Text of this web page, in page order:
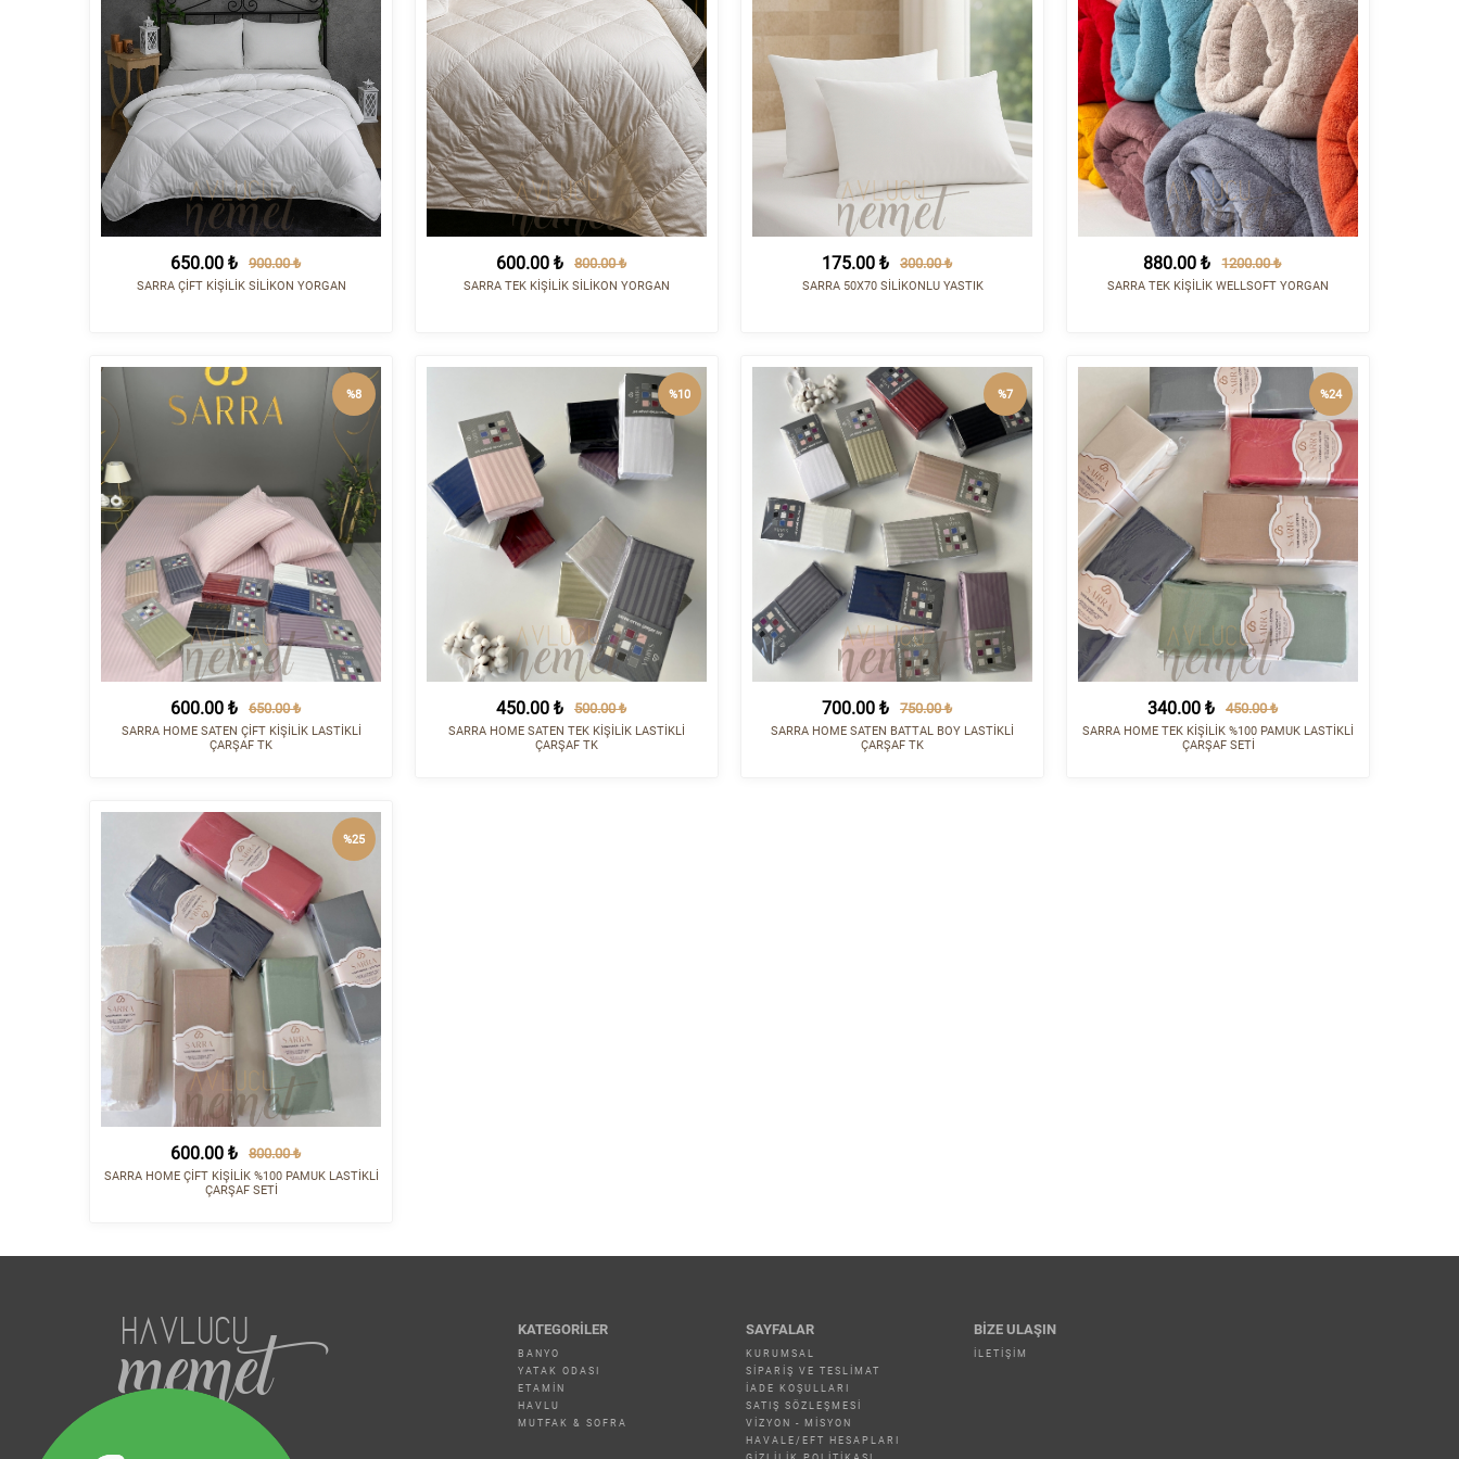
650.00 ₺ 900.00 ₺
SARRA ÇİFT KİŞİLİK SİLİKON YORGAN
600.00 ₺ 800.00 ₺
SARRA TEK KİŞİLİK SİLİKON YORGAN
175.00 ₺ 300.00 ₺
SARRA 50X70 SİLİKONLU YASTIK
880.00 ₺ 1200.00 ₺
SARRA TEK KİŞİLİK WELLSOFT YORGAN
600.00 ₺ 650.00 ₺
SARRA HOME SATEN ÇİFT KİŞİLİK LASTİKLİ
ÇARŞAF TK
%8
450.00 ₺ 500.00 ₺
SARRA HOME SATEN TEK KİŞİLİK LASTİKLİ
ÇARŞAF TK
%10
700.00 ₺ 750.00 ₺
SARRA HOME SATEN BATTAL BOY LASTİKLİ
ÇARŞAF TK
%7
340.00 ₺ 450.00 ₺
SARRA HOME TEK KİŞİLİK %100 PAMUK LASTİKLİ
ÇARŞAF SETİ
%24
600.00 ₺ 800.00 ₺
SARRA HOME ÇİFT KİŞİLİK %100 PAMUK LASTİKLİ
ÇARŞAF SETİ
%25
HAVLUCU
memet KATEGORILER
BANYO
YATAK ODASI
ETAMİN
HAVLU
MUTFAK & SOFRA
SAYFALAR
KURUMSAL
SIPARIŞ VE TESLIMAT
İADE KOŞULLARI
SATIŞ SÖZLEŞMESI
VIZYON - MISYON
HAVALE/EFT HESAPLARI
BİZE ULAŞIN
İLETIŞIM